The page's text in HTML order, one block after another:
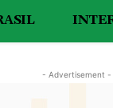
- Advertisement -